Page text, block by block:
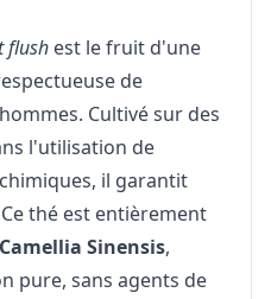
flush est le fruit d'une
de
Cultivé sur des
l'utilisation de
il garantit
thé est entièrement
Camellia Sinensis,
pure, sans agents de